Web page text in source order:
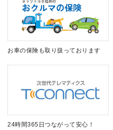
お車の保険も取り扱っております
24時間365日つながって安心！